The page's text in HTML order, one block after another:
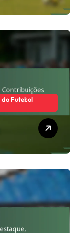
Futebol